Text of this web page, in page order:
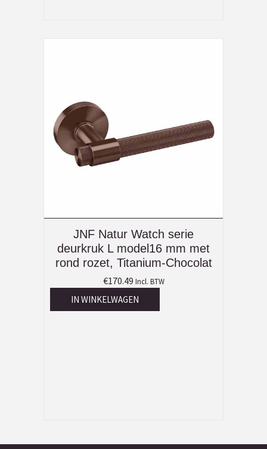
JNF Natur Watch serie
deurkruk L model16 mm met
rond rozet, Titanium-Chocolat
€170.49 Incl. BTW
IN WINKELWAGEN